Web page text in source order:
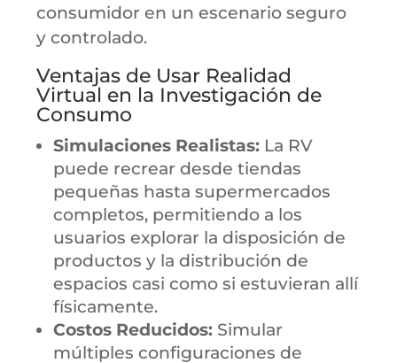
consumidor en un escenario seguro
y controlado.
Ventajas de Usar Realidad
Virtual en la Investigación de
Consumo
Simulaciones Realistas: La RV
puede recrear desde tiendas
pequeñas hasta supermercados
completos, permitiendo a los
usuarios explorar la disposición de
productos y la distribución de
espacios casi como si estuvieran allí
físicamente.
Costos Reducidos: Simular
múltiples configuraciones de